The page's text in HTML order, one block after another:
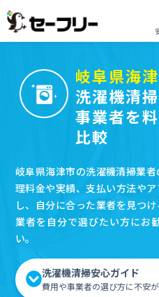
岐阜県海
洗濯機清
事業者を
比較
岐阜県海津市の洗濯機清掃業
理料金や実績、支払い方法や
し、自分に合った業者を見つ
業者を自分で選びたい方にお
い。
洗濯機清掃安心ガイド
費用や事業者の選び方に不安